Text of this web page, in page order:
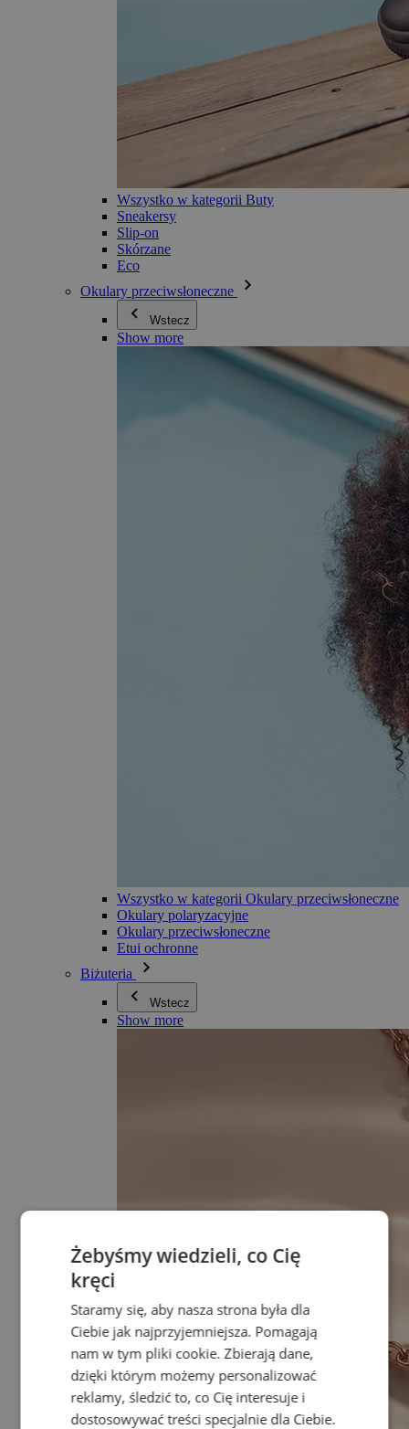
Wszystko w kategorii Buty
Sneakersy
Slip-on
Skórzane
Eco
Okulary przeciwsłoneczne
Wstecz
Show more
Wszystko w kategorii Okulary przeciwsłoneczne
Okulary polaryzacyjne
Okulary przeciwsłoneczne
Etui ochronne
Biżuteria
Wstecz
Show more
Żebyśmy wiedzieli, co Cię
kręci
Staramy się, aby nasza strona była dla
Ciebie jak najprzyjemniejsza. Pomagają
nam w tym pliki cookie. Zbierają dane,
dzięki którym możemy personalizować
reklamy, śledzić to, co Cię interesuje i
dostosowywać treści specjalnie dla Ciebie.